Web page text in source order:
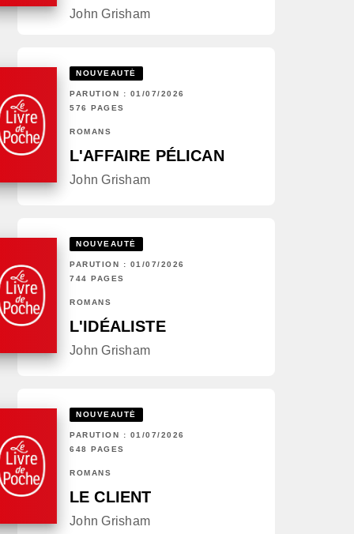
John Grisham
NOUVEAUTÉ
PARUTION : 01/07/2026
576 PAGES
ROMANS
L'AFFAIRE PÉLICAN
John Grisham
NOUVEAUTÉ
PARUTION : 01/07/2026
744 PAGES
ROMANS
L'IDÉALISTE
John Grisham
NOUVEAUTÉ
PARUTION : 01/07/2026
648 PAGES
ROMANS
LE CLIENT
John Grisham